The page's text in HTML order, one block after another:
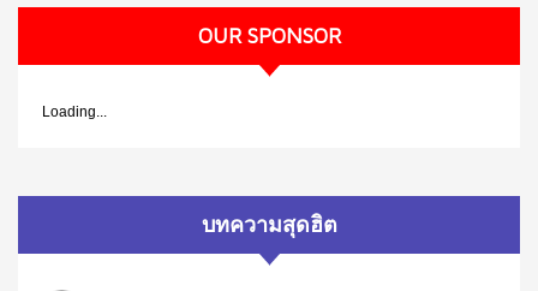
OUR SPONSOR
Loading...
บทความสุดฮิต